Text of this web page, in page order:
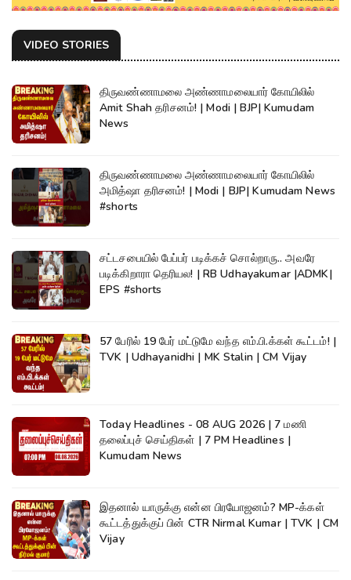
VIDEO STORIES
திருவண்ணாமலை அண்ணாமலையார் கோயிலில்
Amit Shah தரிசனம்! | Modi | BJP| Kumudam
News
திருவண்ணாமலை அண்ணாமலையார் கோயிலில்
அமித்ஷா தரிசனம்! | Modi | BJP| Kumudam News
#shorts
சட்டசபையில் பேப்பர் படிக்கச் சொல்றாரு.. அவரே
படிக்கிறாரா தெரியல! | RB Udhayakumar |ADMK|
EPS #shorts
57 பேரில் 19 பேர் மட்டுமே வந்த எம்.பி.க்கள் கூட்டம்! |
TVK | Udhayanidhi | MK Stalin | CM Vijay
Today Headlines - 08 AUG 2026 | 7 மணி
தலைப்புச் செய்திகள் | 7 PM Headlines |
Kumudam News
இதனால் யாருக்கு என்ன பிரயோஜனம்? MP-க்கள்
கூட்டத்துக்குப் பின் CTR Nirmal Kumar | TVK | CM
Vijay